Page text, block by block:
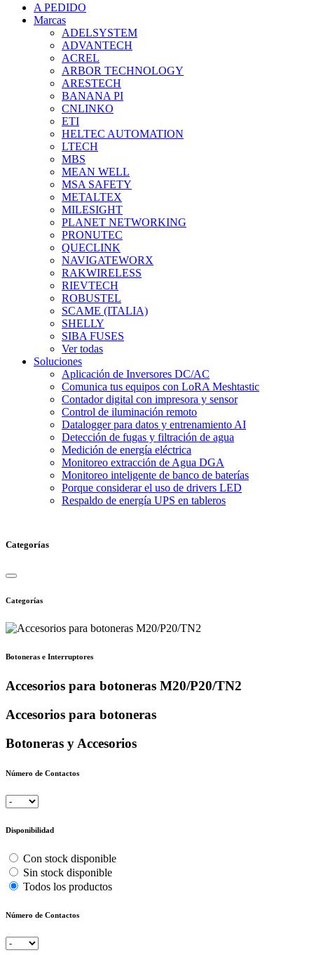
A PEDIDO
Marcas
ADELSYSTEM
ADVANTECH
ACREL
ARBOR TECHNOLOGY
ARESTECH
BANANA PI
CNLINKO
ETI
HELTEC AUTOMATION
LTECH
MBS
MEAN WELL
MSA SAFETY
METALTEX
MILESIGHT
PLANET NETWORKING
PRONUTEC
QUECLINK
NAVIGATEWORX
RAKWIRELESS
RIEVTECH
ROBUSTEL
SCAME (ITALIA)
SHELLY
SIBA FUSES
Ver todas
Soluciones
Aplicación de Inversores DC/AC
Comunica tus equipos con LoRA Meshtastic
Contador digital con impresora y sensor
Control de iluminación remoto
Datalogger para datos y entrenamiento AI
Detección de fugas y filtración de agua
Medición de energía eléctrica
Monitoreo extracción de Agua DGA
Monitoreo inteligente de banco de baterías
Porque considerar el uso de drivers LED
Respaldo de energía UPS en tableros
Categorías
Categorías
Botoneras e Interruptores
Accesorios para botoneras M20/P20/TN2
Accesorios para botoneras
Botoneras y Accesorios
Número de Contactos
Disponibilidad
Con stock disponible
Sin stock disponible
Todos los productos
Número de Contactos